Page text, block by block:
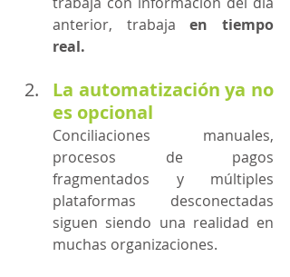
anterior, trabaja en tiempo
real.
La automatización ya no
es opcional
Conciliaciones manuales,
procesos de pagos
fragmentados y múltiples
plataformas desconectadas
siguen siendo una realidad en
muchas organizaciones.